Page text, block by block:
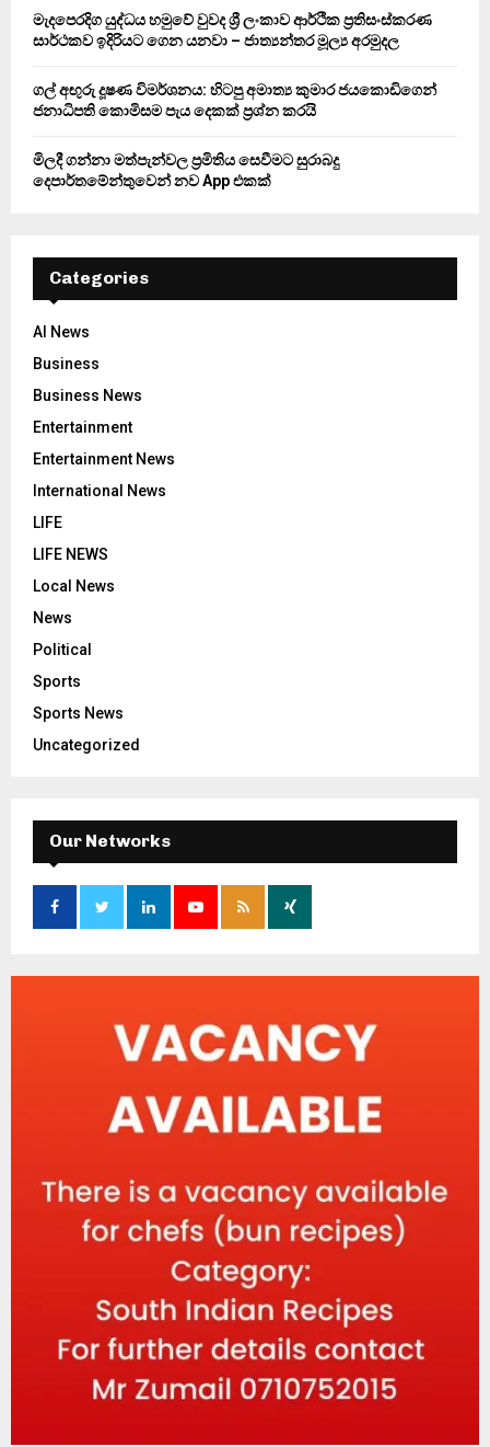
මැදපෙරදිග යුද්ධය හමුවේ වුවද ශ්‍රී ලංකාව ආර්ථික ප්‍රතිසංස්කරණ
සාර්ථකව ඉදිරියට ගෙන යනවා – ජාත්‍යන්තර මූල්‍ය අරමුදල
ගල් අඟුරු දූෂණ විමර්ශනය: හිටපු අමාත්‍ය කුමාර ජයකොඩිගෙන්
ජනාධිපති කොමිසම පැය දෙකක් ප්‍රශ්න කරයි
මිලදී ගන්නා මත්පැන්වල ප්‍රමිතිය සෙවීමට සුරාබදු
දෙපාර්තමේන්තුවෙන් නව App එකක්
Categories
AI News
Business
Business News
Entertainment
Entertainment News
International News
LIFE
LIFE NEWS
Local News
News
Political
Sports
Sports News
Uncategorized
Our Networks